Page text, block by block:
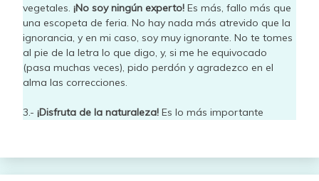
vegetales. ¡No soy ningún experto! Es más, fallo más que
una escopeta de feria. No hay nada más atrevido que la
ignorancia, y en mi caso, soy muy ignorante. No te tomes
al pie de la letra lo que digo, y, si me he equivocado
(pasa muchas veces), pido perdón y agradezco en el
alma las correcciones.
3.- ¡Disfruta de la naturaleza! Es lo más importante